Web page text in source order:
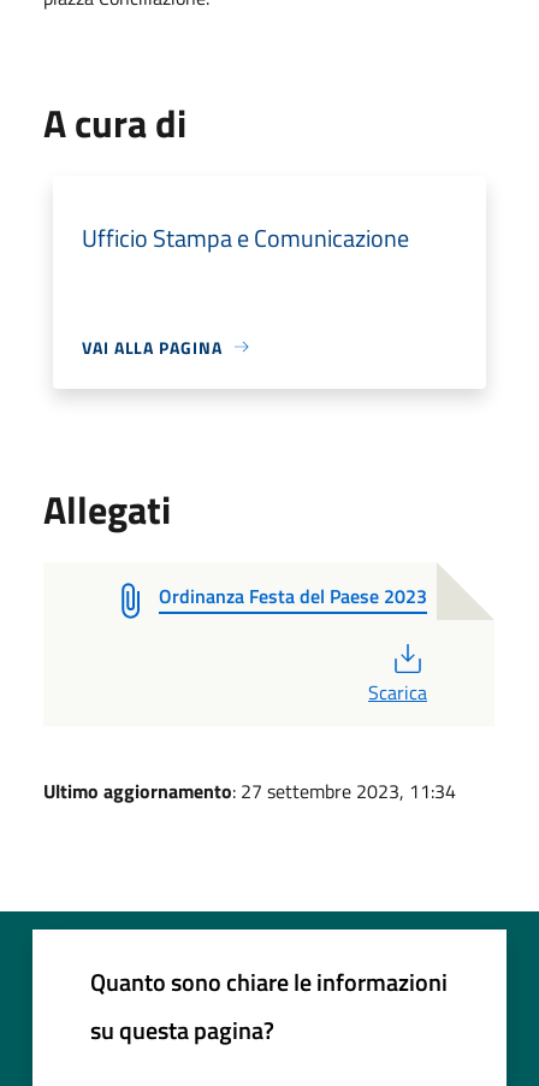
A cura di
Ufficio Stampa e Comunicazione
VAI ALLA PAGINA
Allegati
Ordinanza Festa del Paese 2023
Scarica
Ultimo aggiornamento: 27 settembre 2023, 11:34
Quanto sono chiare le informazioni
su questa pagina?